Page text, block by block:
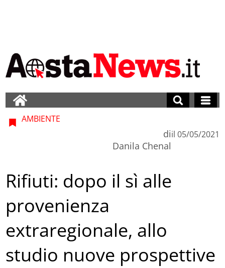
AMBIENTE
di
Danila Chenal
il 05/05/2021
Rifiuti: dopo il sì alle
provenienza
extraregionale, allo
studio nuove prospettive